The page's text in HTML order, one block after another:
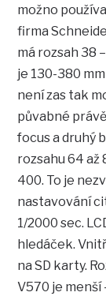
možno
firma
má rozsah 38
je 130-380
není zas tak
půvabné
focus a druhý
rozsahu 64 až
400. To je
nastavování
1/2000 sec.
hledáček.
na SD karty.
V570 je menší